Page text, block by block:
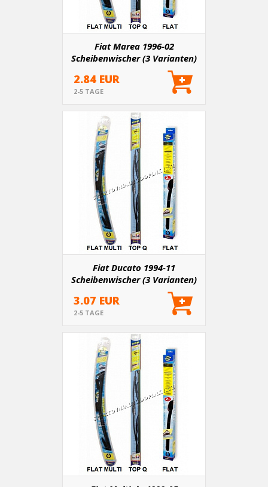
Fiat Marea 1996-02
Scheibenwischer (3 Varianten)
2.84 EUR
2-5 TAGE
Fiat Ducato 1994-11
Scheibenwischer (3 Varianten)
3.07 EUR
2-5 TAGE